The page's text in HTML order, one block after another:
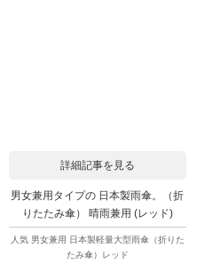
詳細記事を見る
男女兼用タイプの 日本製雨傘。（折
りたたみ傘） 晴雨兼用 (レッド)
人気 男女兼用 日本製軽量大型雨傘（折りた
たみ傘）レッド